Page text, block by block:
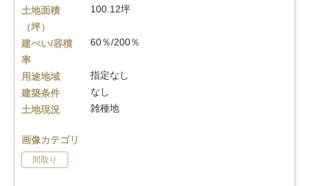
土地面積
（坪）
100.12坪
建ぺい/容積
率
60％/200％
用途地域
指定なし
建築条件
なし
土地現況
雑種地
画像カテゴリ
間取り